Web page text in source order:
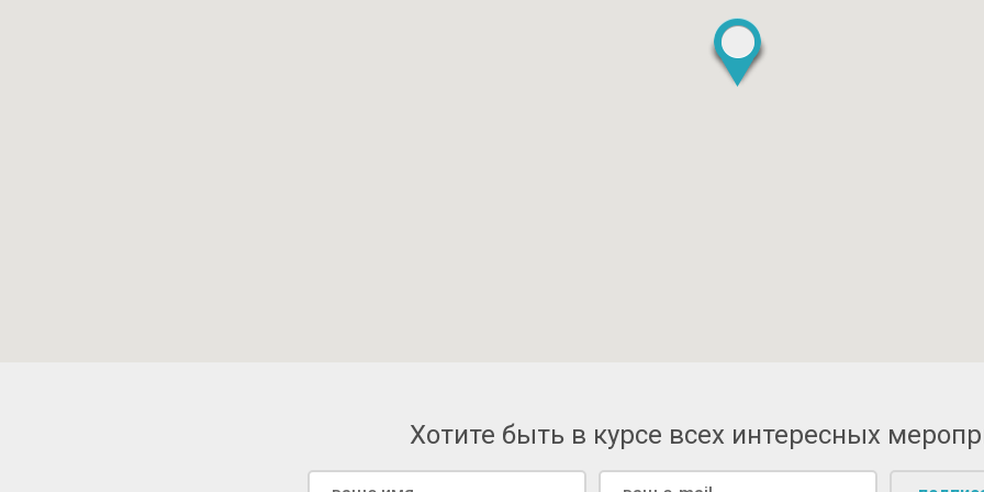
Хотите быть в курсе всех интересных